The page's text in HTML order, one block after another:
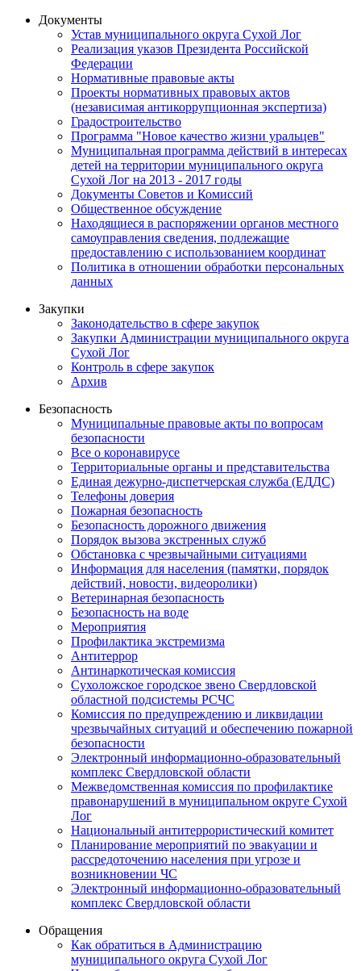
Документы
Устав муниципального округа Сухой Лог
Реализация указов Президента Российской
Федерации
Нормативные правовые акты
Проекты нормативных правовых актов
(независимая антикоррупционная экспертиза)
Градостроительство
Программа "Новое качество жизни уральцев"
Муниципальная программа действий в интересах
детей на территории муниципального округа
Сухой Лог на 2013 - 2017 годы
Документы Советов и Комиссий
Общественное обсуждение
Находящиеся в распоряжении органов местного
самоуправления сведения, подлежащие
предоставлению с использованием координат
Политика в отношении обработки персональных
данных
Закупки
Законодательство в сфере закупок
Закупки Администрации муниципального округа
Сухой Лог
Контроль в сфере закупок
Архив
Безопасность
Муниципальные правовые акты по вопросам
безопасности
Все о коронавирусе
Территориальные органы и представительства
Единая дежурно-диспетчерская служба (ЕДДС)
Телефоны доверия
Пожарная безопасность
Безопасность дорожного движения
Порядок вызова экстренных служб
Обстановка с чрезвычайными ситуациями
Информация для населения (памятки, порядок
действий, новости, видеоролики)
Ветеринарная безопасность
Безопасность на воде
Мероприятия
Профилактика экстремизма
Антитеррор
Антинаркотическая комиссия
Сухоложское городское звено Свердловской
областной подсистемы РСЧС
Комиссия по предупреждению и ликвидации
чрезвычайных ситуаций и обеспечению пожарной
безопасности
Электронный информационно-образовательный
комплекс Cвердловской области
Межведомственная комиссия по профилактике
правонарушений в муниципальном округе Сухой
Лог
Национальный антитеррористический комитет
Планирование мероприятий по эвакуации и
рассредоточению населения при угрозе и
возникновении ЧС
Электронный информационно-образовательный
комплекс Свердловской области
Обращения
Как обратиться в Администрацию
муниципального округа Сухой Лог